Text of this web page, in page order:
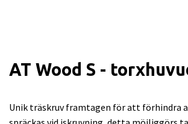
AT Wood S -
Unik träskruv framtagen för att förhindra